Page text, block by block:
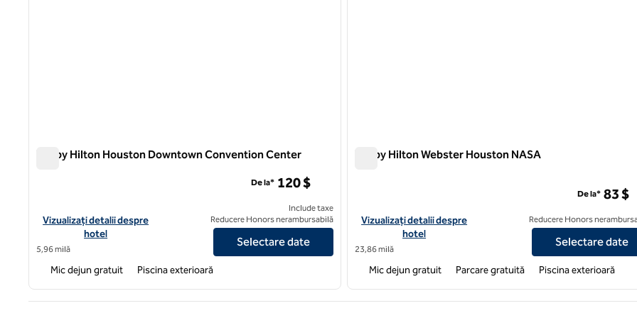
Tru by Hilton Houston Downtown Convention Center
Vizualizați detaliile hotelului pentru Tru by Hilton Houston Downtown Convention Center
Vizualizați detalii despre
hotel
5,96 milă
De la* 120 $
Include taxe
Reducere Honors nerambursabilă
Selectare date
Mic dejun gratuit Piscina exterioară
Tru by Hilton Webster Houston NASA
Vizualizați detaliile hotelului pentru Tru by Hilton Webster
Vizualizați detalii despre
hotel
23,86 milă
De la* 83 $
Reducere Honors
Selectare date
Mic dejun gratuit Parcare gratuită Piscina exterioară